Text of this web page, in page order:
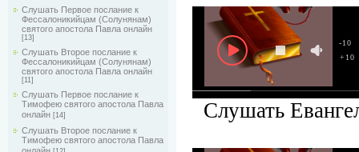
Слушать Первое послание к
Фессалоникийцам (Солунянам)
святого апостола Павла онлайн
[13]
Слушать Второе послание к
Фессалоникийцам (Солунянам)
святого апостола Павла онлайн
[11]
Слушать Первое послание к
Тимофею святого апостола Павла
онлайн [14]
Слушать Второе послание к
Тимофею святого апостола Павла
+10
-10
Слушать